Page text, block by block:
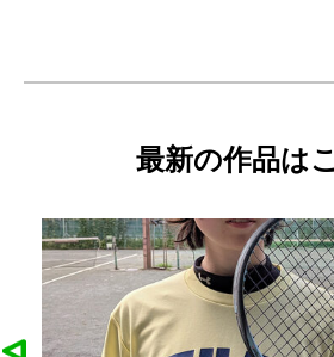
最新の作品は